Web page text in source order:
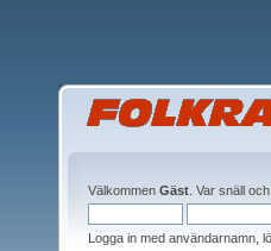
Välkommen Gäst . Var snäll och
Logga in med användarnamn,